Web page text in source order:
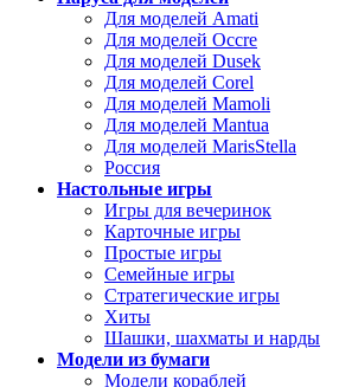
Для моделей Amati
Для моделей Occre
Для моделей Dusek
Для моделей Corel
Для моделей Mamoli
Для моделей Mantua
Для моделей MarisStella
Россия
Настольные игры
Игры для вечеринок
Карточные игры
Простые игры
Семейные игры
Стратегические игры
Хиты
Шашки, шахматы и нарды
Модели из бумаги
Модели кораблей